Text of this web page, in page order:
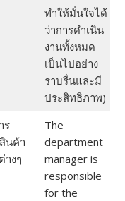
ทำให้มั่นใจได้
ว่าการดำเนิน
งานทั้งหมด
เป็นไปอย่าง
ราบรื่นและมี
ประสิทธิภาพ)
ร
นค้า
างๆ
The
department
manager is
responsible
for the